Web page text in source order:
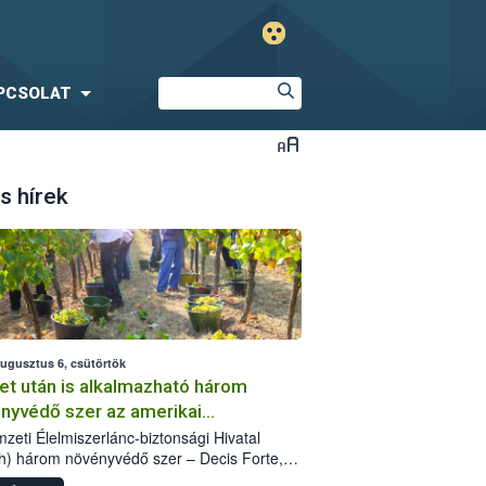
hírek
6, csütörtök
után is alkalmazható három
szer az amerikai
ellen
Élelmiszerlánc-biztonsági Hivatal
három növényvédő szer – Decis Forte,
24 EW, Oroganic – engedélyokiratát